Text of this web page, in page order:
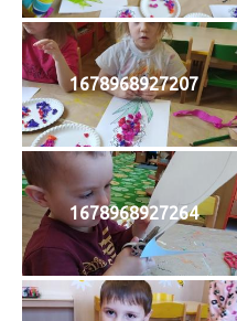
1678968927207
1678968927264